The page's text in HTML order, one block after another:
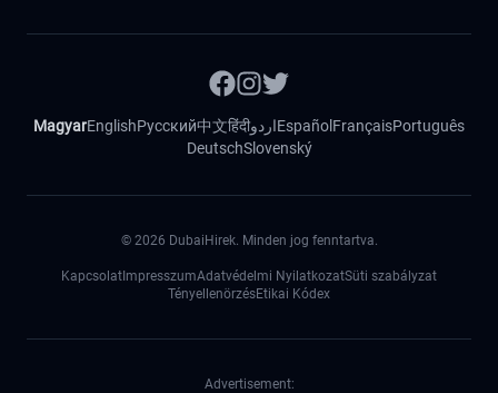
MagyarEnglishРусский中文हिंदीاردوEspañol FrançaisPortuguês
DeutschSlovenský
© 2026 DubaiHirek. Minden jog fenntartva.
Kapcsolat ImpresszumAdatvédelmi NyilatkozatSüti szabályzat
TényellenörzésEtikai Kódex
Advertisement: